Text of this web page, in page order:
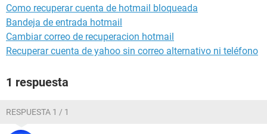
Como recuperar cuenta de hotmail bloqueada
Bandeja de entrada hotmail
Cambiar correo de recuperacion hotmail
Recuperar cuenta de yahoo sin correo alternativo ni teléfono
1 respuesta
RESPUESTA 1 / 1